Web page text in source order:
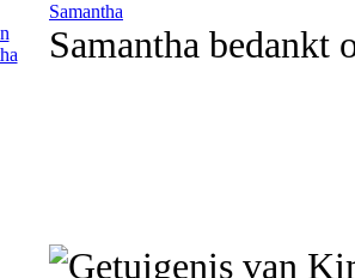
Samantha
Samantha bedankt